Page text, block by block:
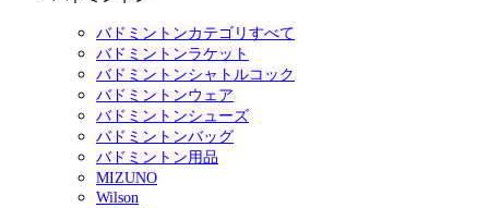
バドミントンカテゴリすべて
バドミントンラケット
バドミントンシャトルコック
バドミントンウェア
バドミントンシューズ
バドミントンバッグ
バドミントン用品
MIZUNO
Wilson